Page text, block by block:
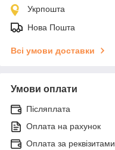
Укрпошта
Нова Пошта
Всі умови доставки
Умови оплати
Післяплата
Оплата на рахунок
Оплата за реквізитами